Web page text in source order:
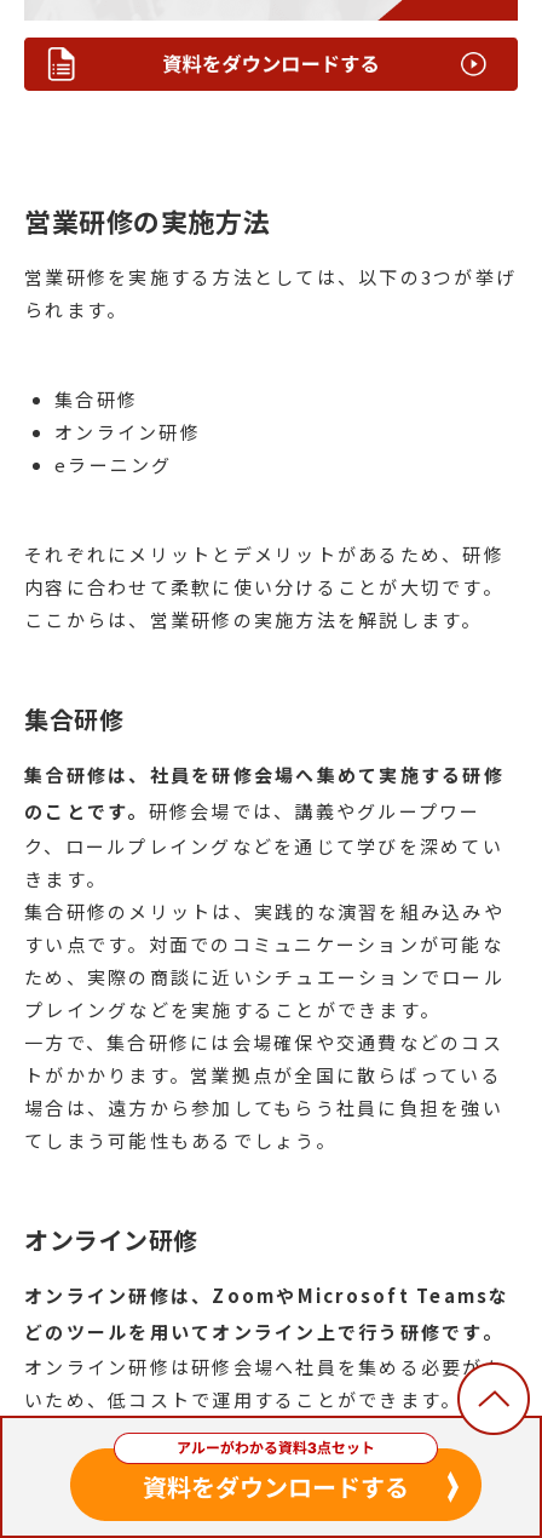
営業研修の実施方法
営業研修を実施する方法としては、以下の3つが挙げ
られます。
集合研修
オンライン研修
eラーニング
それぞれにメリットとデメリットがあるため、研修
内容に合わせて柔軟に使い分けることが大切です。
ここからは、営業研修の実施方法を解説します。
集合研修
集合研修は、社員を研修会場へ集めて実施する研修
のことです。 研修会場では、講義やグループワー
ク、ロールプレイングなどを通じて学びを深めてい
きます。
集合研修のメリットは、実践的な演習を組み込みや
すい点です。対面でのコミュニケーションが可能な
ため、実際の商談に近いシチュエーションでロール
プレイングなどを実施することができます。
一方で、集合研修には会場確保や交通費などのコス
トがかかります。営業拠点が全国に散らばっている
場合は、遠方から参加してもらう社員に負担を強い
てしまう可能性もあるでしょう。
オンライン研修
オンライン研修は、ZoomやMicrosoft Teamsな
どのツールを用いてオンライン上で行う研修です。
オンライン研修は研修会場へ社員を集める必要がな
いため、低コストで運用することができます。提出
物や出席の管理もオンライン上で完結するため、運
用の手間を削減できることがメリットです。
一方で、画面越しのコミュニケーションとなってし
まうため、どうしてもロールプレイングやグループ